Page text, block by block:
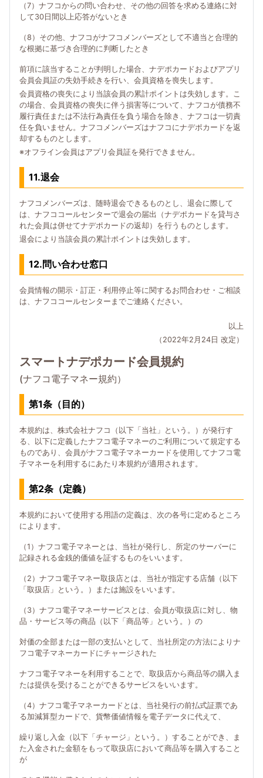
（7）ナフコからの問い合わせ、その他の回答を求める連絡に対
して30日間以上応答がないとき
（8）その他、ナフコがナフコメンバーズとして不適当と合理的
な根拠に基づき合理的に判断したとき
前項に該当することが判明した場合、ナデポカードおよびアプリ
会員会員証の失効手続きを行い、会員資格を喪失します。
会員資格の喪失により当該会員の累計ポイントは失効します。こ
の場合、会員資格の喪失に伴う損害等について、ナフコが債務不
履行責任または不法行為責任を負う場合を除き、ナフコは一切責
任を負いません。ナフコメンバーズはナフコにナデポカードを返
却するものとします。
※オフライン会員はアプリ会員証を発行できません。
11.退会
ナフコメンバーズは、随時退会できるものとし、退会に際して
は、ナフココールセンターで退会の届出（ナデポカードを貸与さ
れた会員は併せてナデポカードの返却）を行うものとします。
退会により当該会員の累計ポイントは失効します。
12.問い合わせ窓口
会員情報の開示・訂正・利用停止等に関するお問合わせ・ご相談
は、ナフココールセンターまでご連絡ください。
以上
（2022年2月24日 改定）
スマートナデポカード会員規約
(ナフコ電子マネー規約）
第1条（目的）
本規約は、株式会社ナフコ（以下「当社」という。）が発行す
る、以下に定義したナフコ電子マネーのご利用について規定する
ものであり、会員がナフコ電子マネーカードを使用してナフコ電
子マネーを利用するにあたり本規約が適用されます。
第2条（定義）
本規約において使用する用語の定義は、次の各号に定めるところ
によります。
（1）ナフコ電子マネーとは、当社が発行し、所定のサーバーに
記録される金銭的価値を証するものをいいます。
（2）ナフコ電子マネー取扱店とは、当社が指定する店舗（以下
「取扱店」という。）または施設をいいます。
（3）ナフコ電子マネーサービスとは、会員が取扱店に対し、物
品・サービス等の商品（以下「商品等」という。）の
対価の全部または一部の支払いとして、当社所定の方法によりナ
フコ電子マネーカードにチャージされた
ナフコ電子マネーを利用することで、取扱店から商品等の購入ま
たは提供を受けることができるサービスをいいます。
（4）ナフコ電子マネーカードとは、当社発行の前払式証票であ
る加減算型カードで、貨幣価値情報を電子データに代えて、
繰り返し入金（以下「チャージ」という。）することができ、ま
た入金された金額をもって取扱店において商品等を購入すること
が